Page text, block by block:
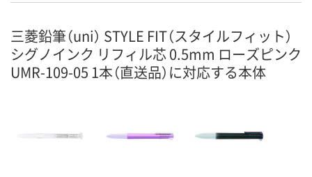
三菱鉛筆（uni） STYLE FIT（スタイルフィット）
シグノインク リフィル芯 0.5mm ローズピンク
UMR-109-05 1本（直送品）に対応する本体